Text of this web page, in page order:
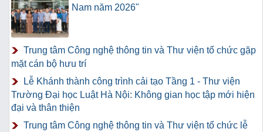
Nam năm 2026"
Trung tâm Công nghệ thông tin và Thư viện tổ chức gặp
mặt cán bộ hưu trí
Lễ Khánh thành công trình cải tạo Tầng 1 - Thư viện
Trường Đại học Luật Hà Nội: Không gian học tập mới hiện
đại và thân thiện
Trung tâm Công nghệ thông tin và Thư viện tổ chức lễ